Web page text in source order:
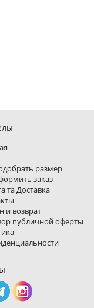
размер
заказ
та Доставка
и возврат
публичной оферты